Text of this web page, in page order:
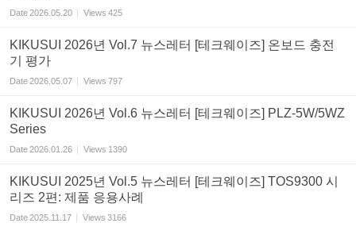
Date2026.05.20 Views 425
KIKUSUI 2026년 Vol.7 뉴스레터 [테크웨이즈] 온보드 충전
기 평가
Date2026.05.07 Views 797
KIKUSUI 2026년 Vol.6 뉴스레터 [테크웨이즈] PLZ-5W/5WZ
Series
Date2026.01.26 Views 1390
KIKUSUI 2025년 Vol.5 뉴스레터 [테크웨이즈] TOS9300 시
리즈 2편: 제품 응용사례
Date2025.11.17 Views 3166